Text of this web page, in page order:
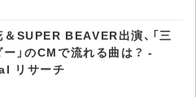
SUPER BEAVER出演、「三
」のCMで流れる曲は？ -
リサーチ